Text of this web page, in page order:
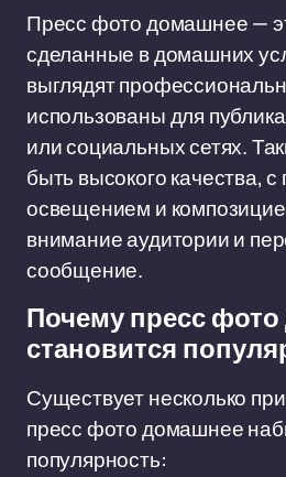
Пресс фото домашнее —
сделанные в домашних
выглядят
использованы для
или социальных сетях.
быть высокого качества,
освещением и
внимание аудитории и
сообщение.
Почему пресс
становится
Существует несколько
пресс фото домашнее
популярность: